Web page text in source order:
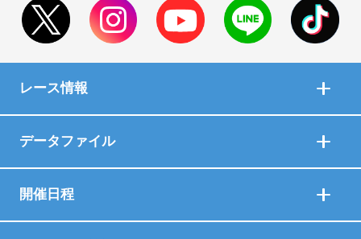
レース情報
データファイル
開催日程